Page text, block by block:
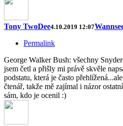
Tony TwoDee4.10.2019 12:07
Permalink
George Walker Bush: všechny
jsem četl a přišly mi právě skvěle
podstatu, která je často
čtenář, takže mě zajímal i názor
sám, kdo je ocenil :)